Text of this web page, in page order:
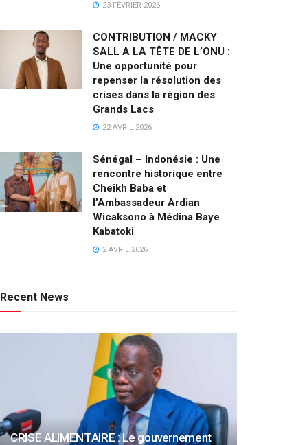
23 FÉVRIER 2026
CONTRIBUTION / MACKY
SALL A LA TÊTE DE L’ONU :
Une opportunité pour
repenser la résolution des
crises dans la région des
Grands Lacs
22 AVRIL 2026
Sénégal – Indonésie : Une
rencontre historique entre
Cheikh Baba et
l’Ambassadeur Ardian
Wicaksono à Médina Baye
Kabatoki
2 AVRIL 2026
Recent News
CRISE ALIMENTAIRE : Le gouvernement